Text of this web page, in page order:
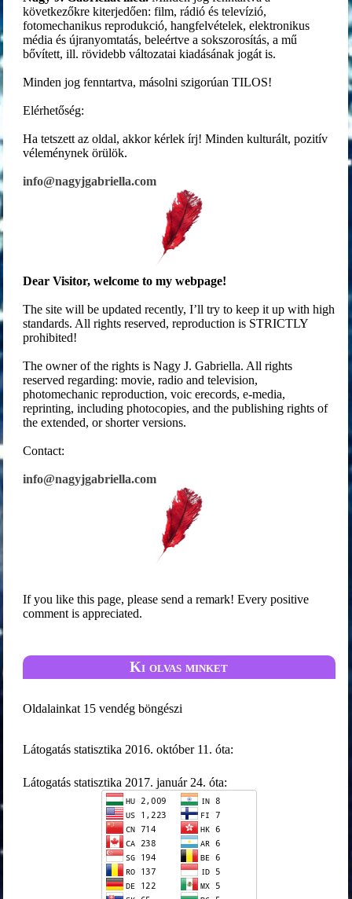
következőkre kiterjedően: film, rádió és televízió,
fotomechanikus reprodukció, hangfelvételek, elektronikus
média és újranyomtatás, beleértve a sokszorosítás, a mű
bővített, ill. rövidebb változatai kiadásának jogát is.
Minden jog fenntartva, másolni szigorúan TILOS!
Elérhetőség:
Ha tetszett az oldal, akkor kérlek írj! Minden kulturált, pozitív
véleménynek örülök.
info@nagyjgabriella.com
Dear Visitor, welcome to my webpage!
The site will be updated recently, I’ll try to keep it up with high
standards. All rights reserved, reproduction is STRICTLY
prohibited!
The owner of the rights is Nagy J. Gabriella. All rights
reserved regarding: movie, radio and television,
photomechanic reproduction, voic erecords, e-media,
reprinting, including photocopies, and the publishing rights of
the extended, or shorter versions.
Contact:
info@nagyjgabriella.com
If you like this page, please send a remark! Every positive
comment is appreciated.
Ki olvas minket
Oldalainkat 15 vendég böngészi
Látogatás statisztika 2016. október 11. óta:
Látogatás statisztika 2017. január 24. óta: